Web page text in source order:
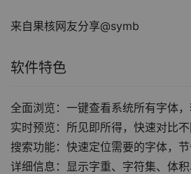
来自果核网友分享@symb
软件特色
全面浏览：一键查看系统所有字体
实时预览：所见即所得，快速对比
搜索功能：快速定位需要的字体，
详细信息：显示字重、字符集、体